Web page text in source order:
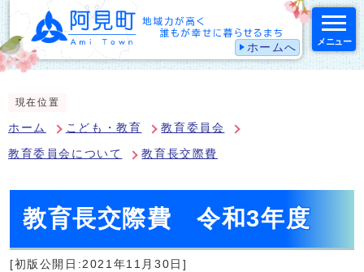
ホームへ メニュー
現在位置
ホーム こども・教育 教育委員会
教育委員会について 教育長交際費
教育長交際費 令和3年度
[初版公開日:2021年11月30日]